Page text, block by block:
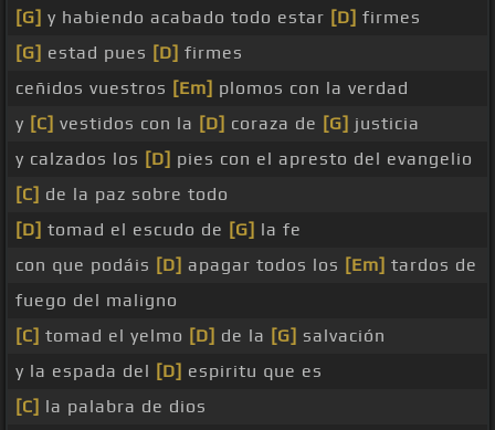
[G] y habiendo acabado todo estar [D] firmes
[G] estad pues [D] firmes
ceñidos vuestros [Em] plomos con la verdad
y [C] vestidos con la [D] coraza de [G] justicia
y calzados los [D] pies con el apresto del evangelio
[C] de la paz sobre todo
[D] tomad el escudo de [G] la fe
con que podáis [D] apagar todos los [Em] tardos de
fuego del maligno
[C] tomad el yelmo [D] de la [G] salvación
y la espada del [D] espiritu que es
[C] la palabra de dios